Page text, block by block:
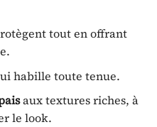
tout en offrant
habille toute tenue.
aux textures riches, à
le look.